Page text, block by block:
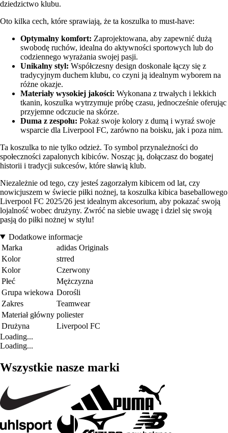
dziedzictwo klubu.
Oto kilka cech, które sprawiają, że ta koszulka to must-have:
Optymalny komfort: Zaprojektowana, aby zapewnić dużą
swobodę ruchów, idealna do aktywności sportowych lub do
codziennego wyrażania swojej pasji.
Unikalny styl: Współczesny design doskonale łączy się z
tradycyjnym duchem klubu, co czyni ją idealnym wyborem na
różne okazje.
Materiały wysokiej jakości: Wykonana z trwałych i lekkich
tkanin, koszulka wytrzymuje próbę czasu, jednocześnie oferując
przyjemne odczucie na skórze.
Duma z zespołu: Pokaż swoje kolory z dumą i wyraź swoje
wsparcie dla Liverpool FC, zarówno na boisku, jak i poza nim.
Ta koszulka to nie tylko odzież. To symbol przynależności do
społeczności zapalonych kibiców. Nosząc ją, dołączasz do bogatej
historii i tradycji sukcesów, które sławią klub.
Niezależnie od tego, czy jesteś zagorzałym kibicem od lat, czy
nowicjuszem w świecie piłki nożnej, ta koszulka kibica baseballowego
Liverpool FC 2025/26 jest idealnym akcesorium, aby pokazać swoją
lojalność wobec drużyny. Zwróć na siebie uwagę i dziel się swoją
pasją do piłki nożnej w stylu!
Dodatkowe informacje
Marka
adidas Originals
Kolor
strred
Kolor
Czerwony
Płeć
Mężczyzna
Grupa wiekowa Dorośli
Zakres
Teamwear
Materiał główny poliester
Drużyna
Liverpool FC
Loading...
Loading...
Wszystkie nasze marki